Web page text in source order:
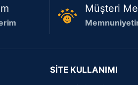
Müşteri
SİTE KULLANIMI